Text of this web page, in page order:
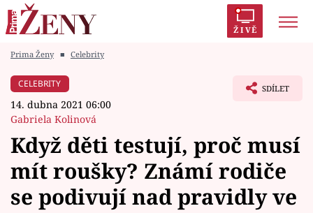
ŽIVĚ
Módní alarm
Témata
Prima Ženy ■ Celebrity
CELEBRITY
14. dubna 2021 06:00
Gabriela Kolinová
SDÍLET
Když děti testují, proč musí
mít roušky? Známí rodiče
se podivují nad pravidly ve